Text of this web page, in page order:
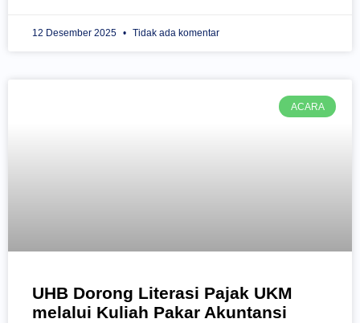
12 Desember 2025 Tidak ada komentar
ACARA
UHB Dorong Literasi Pajak UKM
melalui Kuliah Pakar Akuntansi